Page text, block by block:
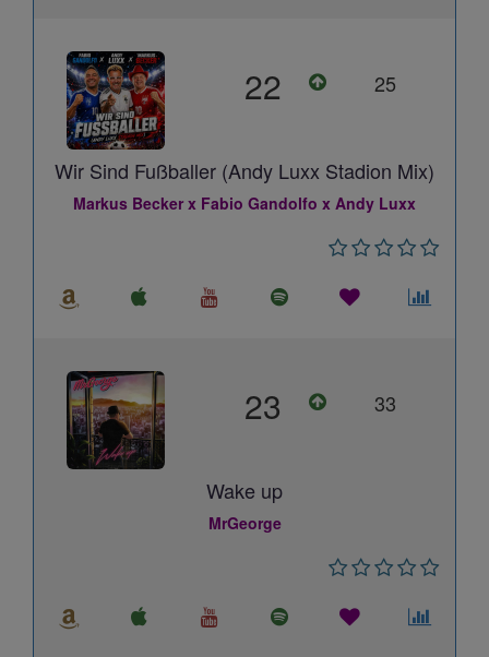
22 25
Wir Sind Fußballer (Andy Luxx Stadion Mix)
Markus Becker x Fabio Gandolfo x Andy Luxx
23 33
Wake up
MrGeorge